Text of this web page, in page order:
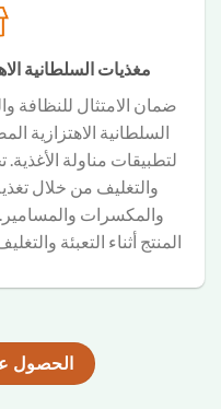
مغذيات السلطانية
ضمان الامتثال
السلطانية الاهتزازية
لتطبيقات مناولة
والتغليف من خلال
والمكسرات
المنتج أثناء التعبئة
الحصول